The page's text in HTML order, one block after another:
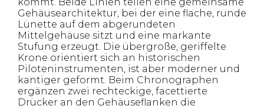
Gehäusearchitektur, bei der eine flache, runde
Lünette auf dem abgerundeten
Mittelgehäuse sitzt und eine markante
Stufung erzeugt. Die übergroße, geriffelte
Krone orientiert sich an historischen
Piloteninstrumenten, ist aber moderner und
kantiger geformt. Beim Chronographen
ergänzen zwei rechteckige, facettierte
Drücker an den Gehäuseflanken die